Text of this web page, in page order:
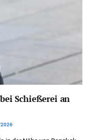
Schießerei an